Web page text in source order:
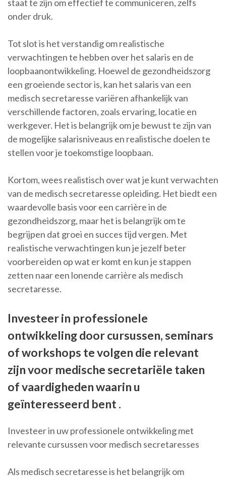
staat te zijn om effectief te communiceren, zelfs
onder druk.
Tot slot is het verstandig om realistische
verwachtingen te hebben over het salaris en de
loopbaanontwikkeling. Hoewel de gezondheidszorg
een groeiende sector is, kan het salaris van een
medisch secretaresse variëren afhankelijk van
verschillende factoren, zoals ervaring, locatie en
werkgever. Het is belangrijk om je bewust te zijn van
de mogelijke salarisniveaus en realistische doelen te
stellen voor je toekomstige loopbaan.
Kortom, wees realistisch over wat je kunt verwachten
van de medisch secretaresse opleiding. Het biedt een
waardevolle basis voor een carrière in de
gezondheidszorg, maar het is belangrijk om te
begrijpen dat groei en succes tijd vergen. Met
realistische verwachtingen kun je jezelf beter
voorbereiden op wat er komt en kun je stappen
zetten naar een lonende carrière als medisch
secretaresse.
Investeer in professionele
ontwikkeling door cursussen, seminars
of workshops te volgen die relevant
zijn voor medische secretariële taken
of vaardigheden waarin u
geïnteresseerd bent .
Investeer in uw professionele ontwikkeling met
relevante cursussen voor medisch secretaresses
Als medisch secretaresse is het belangrijk om